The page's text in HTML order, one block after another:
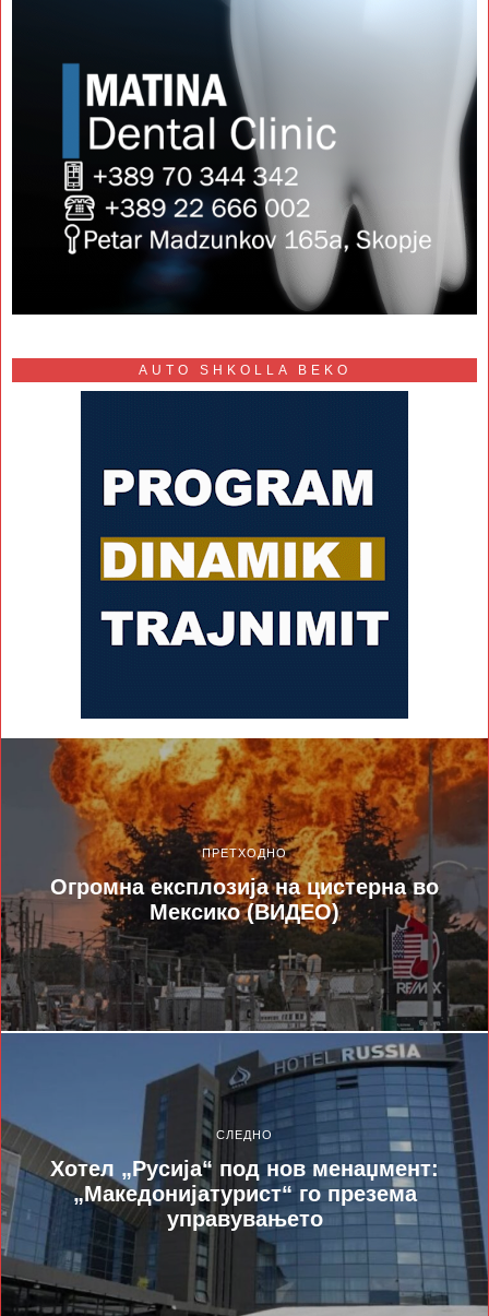
AUTO SHKOLLA BEKO
ПРЕТХОДНО
Огромна експлозија на цистерна во
Мексико (ВИДЕО)
СЛЕДНО
Хотел „Русија“ под нов менаџмент:
„Македонијатурист“ го презема
управувањето